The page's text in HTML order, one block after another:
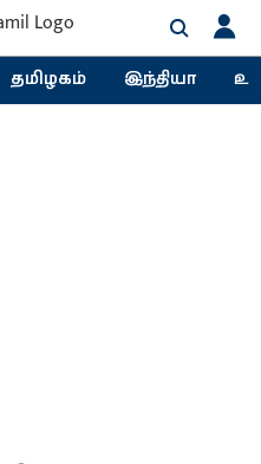
தமிழகம் இந்தியா